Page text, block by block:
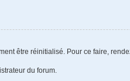
être réinitialisé. Pour ce faire,
du forum.